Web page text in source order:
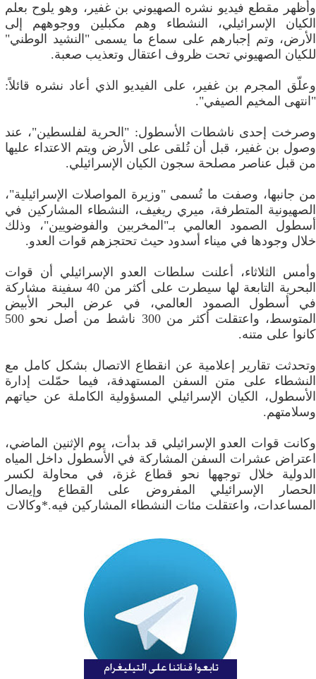
وأظهر مقطع فيديو نشره الصهيوني بن غفير، وهو يلوح بعلم
الكيان الإسرائيلي، النشطاء وهم مكبلين ووجوههم إلى
الأرض، وتم إجبارهم على سماع ما يسمى "النشيد الوطني"
للكيان الصهيوني تحت ظروف اعتقال وتعذيب صعبة.
وعلّق المجرم بن غفير، على الفيديو الذي أعاد نشره قائلاً:
"انتهى المخيم الصيفي".
وصرخت إحدى ناشطات الأسطول: "الحرية لفلسطين"، عند
وصول بن غفير، قبل أن تُلقى على الأرض ويتم الاعتداء عليها
من قبل عناصر مصلحة سجون الكيان الإسرائيلي.
من جانبها، وصفت ما تُسمى "وزيرة المواصلات الإسرائيلية"،
الصهيونية المتطرفة، ميري ريغيف، النشطاء المشاركين في
أسطول الصمود العالمي بـ"المخربين والفوضويين"، وذلك
خلال وجودها في ميناء أسدود حيث تحتجزهم قوات العدو.
وأمس الثلاثاء، أعلنت سلطات العدو الإسرائيلي أن قوات
البحرية التابعة لها سيطرت على أكثر من 40 سفينة مشاركة
في أسطول الصمود العالمي، في عرض البحر الأبيض
المتوسط، واعتقلت أكثر من 300 ناشط من أصل نحو 500
كانوا على متنه.
وتحدثت تقارير إعلامية عن انقطاع الاتصال بشكل كامل مع
النشطاء على متن السفن المستهدفة، فيما حمّلت إدارة
الأسطول، الكيان الإسرائيلي المسؤولية الكاملة عن حياتهم
وسلامتهم.
وكانت قوات العدو الإسرائيلي قد بدأت، يوم الإثنين الماضي،
اعتراض عشرات السفن المشاركة في الأسطول داخل المياه
الدولية خلال توجهها نحو قطاع غزة، في محاولة لكسر
الحصار الإسرائيلي المفروض على القطاع وإيصال
المساعدات، واعتقلت مئات النشطاء المشاركين فيه.*وكالات